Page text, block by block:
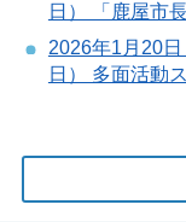
日） 「鹿屋市
2026年1月20
日） 多面活動